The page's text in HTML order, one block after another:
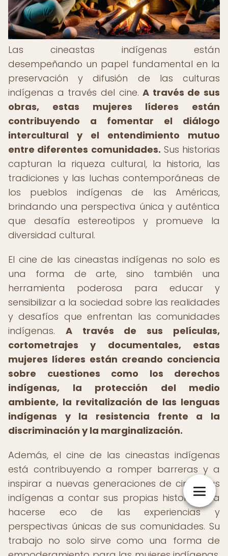
Las cineastas indígenas están
desempeñando un papel fundamental en la
preservación y difusión de las culturas
indígenas a través del cine.A través de sus
obras, estas mujeres líderes están
contribuyendo a fomentar el diálogo
intercultural y el entendimiento mutuo
entre diferentes comunidades. Sus historias
capturan la riqueza cultural, la historia, las
tradiciones y las luchas contemporáneas de
los pueblos indígenas de las Américas,
brindando una perspectiva única y auténtica
que desafía estereotipos y promueve la
diversidad cultural.
El cine de las cineastas indígenas no solo es
una forma de arte, sino también una
herramienta poderosa para educar y
sensibilizar a la sociedad sobre las realidades
y desafíos que enfrentan las comunidades
indígenas. A través de sus películas,
cortometrajes y documentales, estas
mujeres líderes están creando conciencia
sobre cuestiones como los derechos
indígenas, la protección del medio
ambiente, la revitalización de las lenguas
indígenas y la resistencia frente a la
discriminación y la marginalización.
Además, el cine de las cineastas indígenas
está contribuyendo a romper barreras y a
inspirar a nuevas generaciones de cineastas
indígenas a contar sus propias historias y a
hacerse eco de las experiencias y
perspectivas únicas de sus comunidades. Su
trabajo no solo sirve como una forma de